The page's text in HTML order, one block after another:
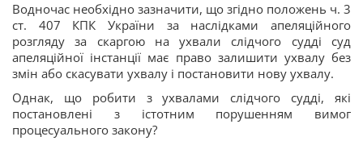
Водночас необхідно зазначити, що згідно положень ч. 3
ст. 407 КПК України за наслідками апеляційного
розгляду за скаргою на ухвали слідчого судді суд
апеляційної інстанції має право залишити ухвалу без
змін або скасувати ухвалу і постановити нову ухвалу.
Однак, що робити з ухвалами слідчого судді, які
постановлені з істотним порушенням вимог
процесуального закону?